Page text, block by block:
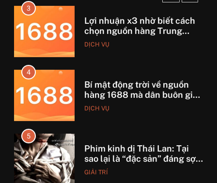
3
Lợi nhuận x3 nhờ biết cách
chọn nguồn hàng Trung
Quốc chuẩn
DỊCH VỤ
4
Bí mật động trời về nguồn
hàng 1688 mà dân buôn giấu
nhẹm!
DỊCH VỤ
5
Phim kinh dị Thái Lan: Tại
sao lại là “đặc sản” đáng sợ
nhất thế giới?
GIẢI TRÍ